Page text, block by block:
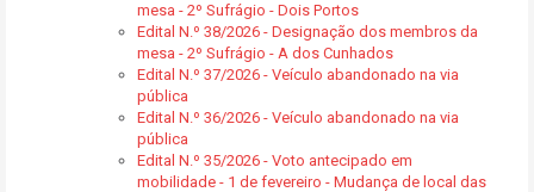
mesa - 2º Sufrágio - Dois Portos
Edital N.º 38/2026 - Designação dos membros da
mesa - 2º Sufrágio - A dos Cunhados
Edital N.º 37/2026 - Veículo abandonado na via
pública
Edital N.º 36/2026 - Veículo abandonado na via
pública
Edital N.º 35/2026 - Voto antecipado em
mobilidade - 1 de fevereiro - Mudança de local das